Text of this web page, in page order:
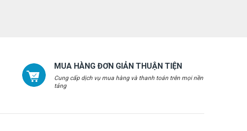
MUA HÀNG ĐƠN GIẢN THUẬN TIỆN
Cung cấp dịch vụ mua hàng và thanh toán trên mọi nền
tảng